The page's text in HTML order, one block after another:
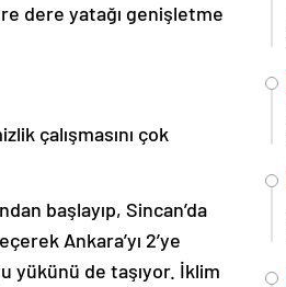
dere yatağı genişletme
çalışmasını çok
başlayıp, Sincan’da
Ankara’yı 2’ye
yükünü de taşıyor. İklim